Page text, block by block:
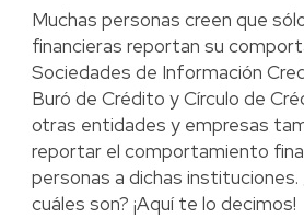
Muchas personas creen que
financieras reportan su
Sociedades de Información
Buró de Crédito y Círculo de
otras entidades y empresas
reportar el comportamiento
personas a dichas
cuáles son? ¡Aquí te lo decimos!